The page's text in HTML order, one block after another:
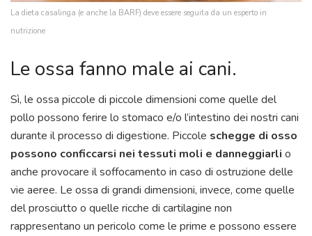
La dieta casalinga (e anche la BARF) deve essere seguita da un esperto in
nutrizione
Le ossa fanno male ai cani.
Sì, le ossa piccole di piccole dimensioni come quelle del
pollo possono ferire lo stomaco e/o l’intestino dei nostri cani
durante il processo di digestione. Piccole schegge di osso
possono conficcarsi nei tessuti moli e danneggiarli o
anche provocare il soffocamento in caso di ostruzione delle
vie aeree. Le ossa di grandi dimensioni, invece, come quelle
del prosciutto o quelle ricche di cartilagine non
rappresentano un pericolo come le prime e possono essere